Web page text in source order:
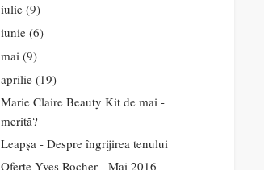
iulie (9)
iunie (6)
mai (9)
aprilie (19)
Marie Claire Beauty Kit de mai -
merită?
Leapșa - Despre îngrijirea tenului
Oferte Yves Rocher - Mai 2016